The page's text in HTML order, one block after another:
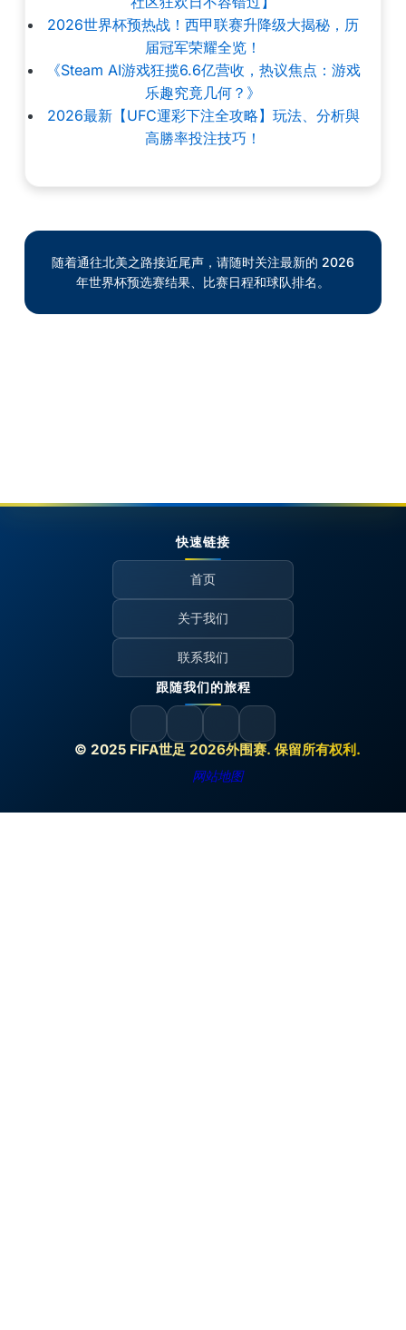
2026世界杯预热战！西甲联赛升降级大揭秘，历
届冠军荣耀全览！
《Steam AI游戏狂揽6.6亿营收，热议焦点：游戏
乐趣究竟几何？》
2026最新【UFC運彩下注全攻略】玩法、分析與
高勝率投注技巧！
随着通往北美之路接近尾声，请随时关注最新的 2026
年世界杯预选赛结果、比赛日程和球队排名。
© 2025 FIFA世足 2026外围赛. 保留所有权利.
网站地图
快速链接
首页
关于我们
联系我们
跟随我们的旅程